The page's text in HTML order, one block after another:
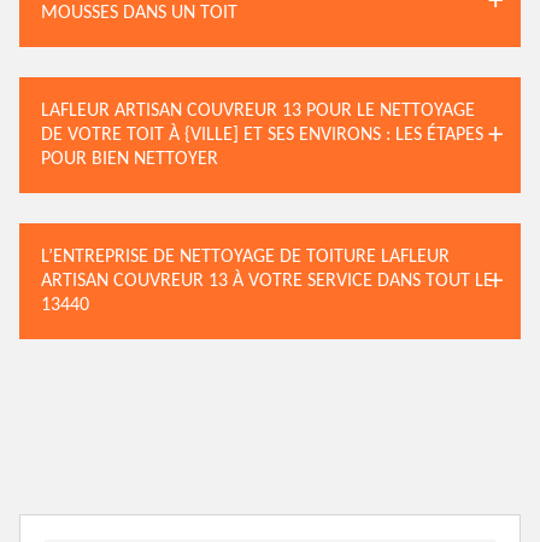
MOUSSES DANS UN TOIT
LAFLEUR ARTISAN COUVREUR 13 POUR LE NETTOYAGE
DE VOTRE TOIT À {VILLE] ET SES ENVIRONS : LES ÉTAPES
POUR BIEN NETTOYER
L’ENTREPRISE DE NETTOYAGE DE TOITURE LAFLEUR
ARTISAN COUVREUR 13 À VOTRE SERVICE DANS TOUT LE
13440